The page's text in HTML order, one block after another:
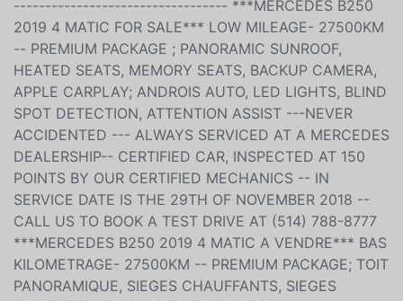
-----------------------------------------------------------
---------------------------------- ***MERCEDES B250
2019 4 MATIC FOR SALE*** LOW MILEAGE- 27500KM
-- PREMIUM PACKAGE ; PANORAMIC SUNROOF,
HEATED SEATS, MEMORY SEATS, BACKUP CAMERA,
APPLE CARPLAY; ANDROIS AUTO, LED LIGHTS, BLIND
SPOT DETECTION, ATTENTION ASSIST ---NEVER
ACCIDENTED --- ALWAYS SERVICED AT A MERCEDES
DEALERSHIP-- CERTIFIED CAR, INSPECTED AT 150
POINTS BY OUR CERTIFIED MECHANICS -- IN
SERVICE DATE IS THE 29TH OF NOVEMBER 2018 --
CALL US TO BOOK A TEST DRIVE AT (514) 788-8777
***MERCEDES B250 2019 4 MATIC A VENDRE*** BAS
KILOMETRAGE- 27500KM -- PREMIUM PACKAGE; TOIT